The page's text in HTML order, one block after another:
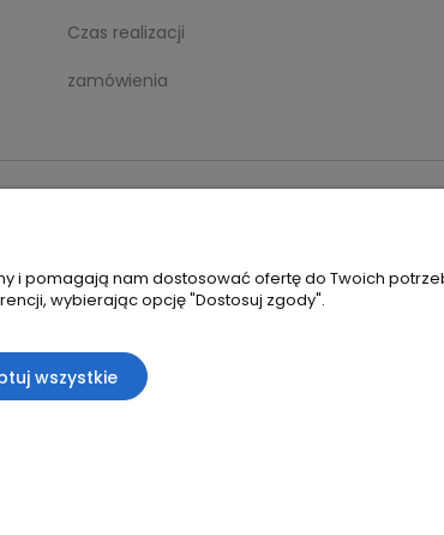
Czas realizacji
zamówienia
Sklep internetowy Shoper.pl
i pomagają nam dostosować ofertę do Twoich
wybierając opcję "Dostosuj zgody".
wszystkie